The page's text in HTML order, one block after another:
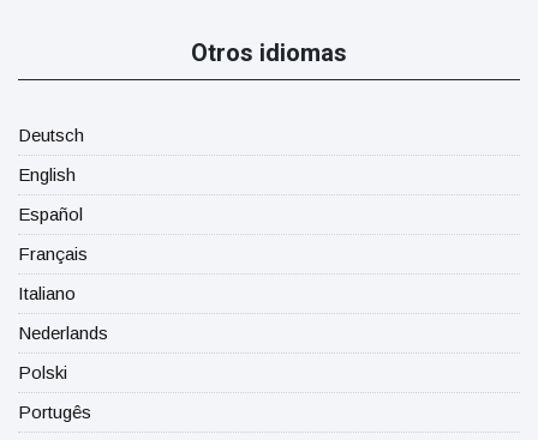
Otros idiomas
Deutsch
English
Español
Français
Italiano
Nederlands
Polski
Portugês